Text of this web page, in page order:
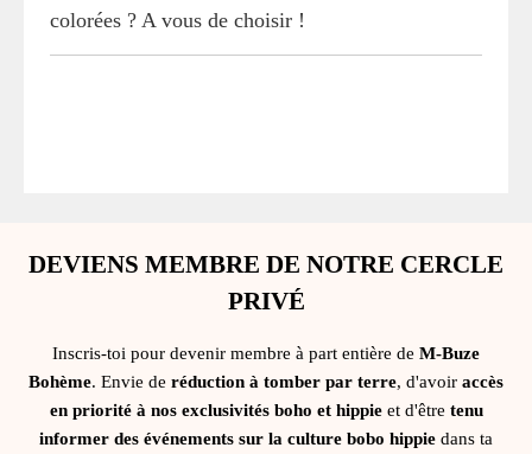
colorées ? A vous de choisir !
DEVIENS MEMBRE DE NOTRE CERCLE
PRIVÉ
Inscris-toi pour devenir membre à part entière de M-Buze
Bohème. Envie de réduction à tomber par terre, d'avoir accès
en priorité à nos exclusivités boho et hippieet d'être tenu
informer des événements sur la culture bobo hippie dans ta